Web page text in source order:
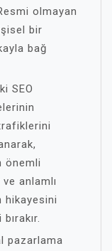
olmayan
bir
bağ
SEO
önemli
anlamlı
hikayesini
pazarlama